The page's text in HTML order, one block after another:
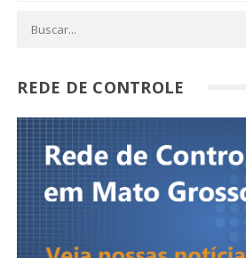
REDE DE CONTROLE